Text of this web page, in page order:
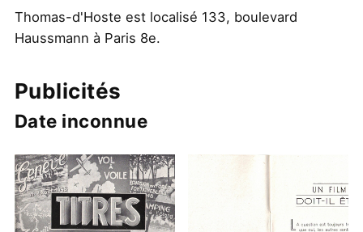
Thomas-d'Hoste est localisé 133, boulevard
Haussmann à Paris 8e.
Publicités
Date inconnue